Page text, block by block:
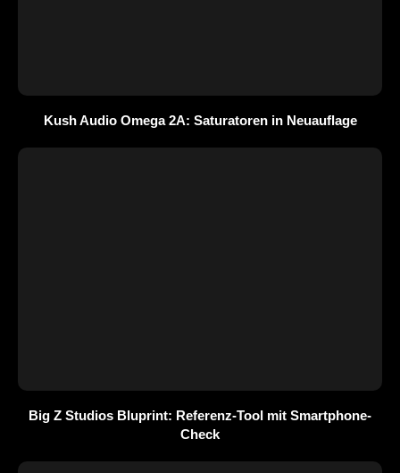
Kush Audio Omega 2A: Saturatoren in Neuauflage
Big Z Studios Bluprint: Referenz-Tool mit Smartphone-
Check